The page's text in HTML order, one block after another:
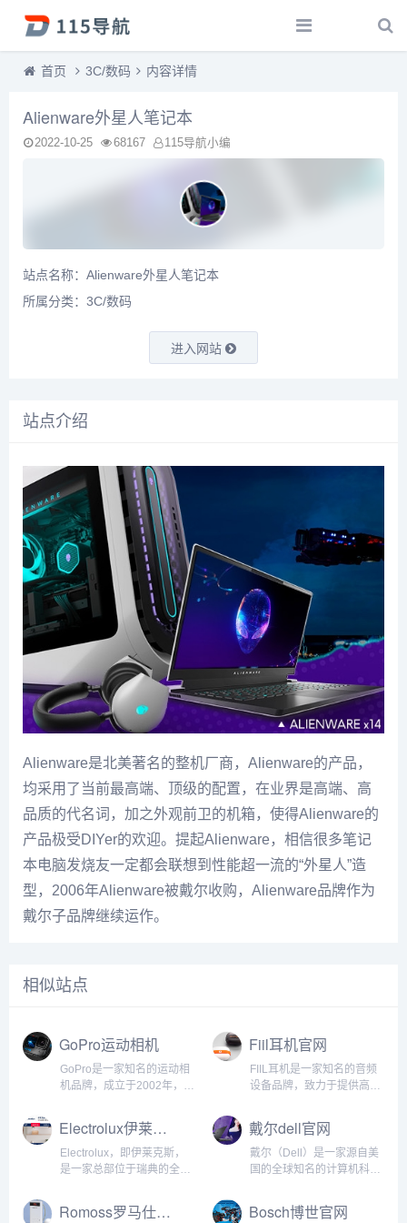
首页 3C/数码 内容详情
Alienware外星人笔记本
2022-10-25 68167 115导航小编
站点名称：Alienware外星人笔记本
所属分类： 3C/数码
进入网站
站点介绍
Alienware是北美著名的整机厂商，Alienware的产品，
均采用了当前最高端、顶级的配置，在业界是高端、高
品质的代名词，加之外观前卫的机箱，使得Alienware的
产品极受DIYer的欢迎。提起Alienware，相信很多笔记
本电脑发烧友一定都会联想到性能超一流的“外星人”造
型，2006年Alienware被戴尔收购，Alienware品牌作为
戴尔子品牌继续运作。
相似站点
GoPro运动相机
GoPro是一家知名的运动相
机品牌，成立于2002年，总
其小巧、轻便、耐用的特点
而闻名，成为运动爱好者和
冒险者的首选。以下是对
GoPro运动相机的详细介
Fiil耳机官网
FIIL耳机是一家知名的音频
设备品牌，致力于提供高品
FIIL耳机以其出色的音质、
创新的技术和舒适的设计而
闻名，并为用户提供独特的
音乐体验。...
Electrolux伊莱克斯
Electrolux，即伊莱克斯，
是一家总部位于瑞典的全球
立于1919年，在全球范围内
生产和销售创新性家电产
戴尔dell官网
戴尔（Dell）是一家源自美
国的全球知名的计算机科技
奥斯汀市。作为全球最大的
电脑制造商之一，戴尔公司
Romoss罗马仕官网 Bosch博世官网